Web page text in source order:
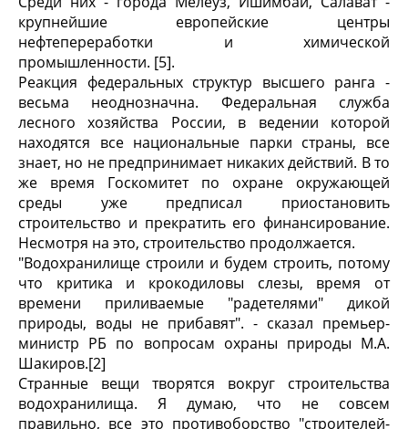
крупнейшие европейские центры
нефтепереработки и химической
промышленности. [5].
Реакция федеральных структур высшего ранга -
весьма неоднозначна. Федеральная служба
лесного хозяйства России, в ведении которой
находятся все национальные парки страны, все
знает, но не предпринимает никаких действий. В то
же время Госкомитет по охране окружающей
среды уже предписал приостановить
строительство и прекратить его финансирование.
Несмотря на это, строительство продолжается.
"Водохранилище строили и будем строить, потому
что критика и крокодиловы слезы, время от
времени приливаемые "радетелями" дикой
природы, воды не прибавят". - сказал премьер-
министр РБ по вопросам охраны природы М.А.
Шакиров.[2]
Странные вещи творятся вокруг строительства
водохранилища. Я думаю, что не совсем
правильно, все это противоборство "строителей-